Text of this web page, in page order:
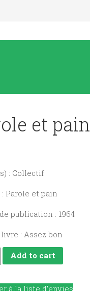
et pain
: Collectif
Parole et pain
publication : 1964
: Assez bon
Add to cart
à la liste d’envies